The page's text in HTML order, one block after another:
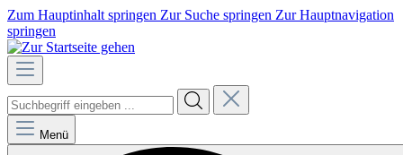
Zum Hauptinhalt springen Zur Suche springen Zur Hauptnavigation
springen
Menü